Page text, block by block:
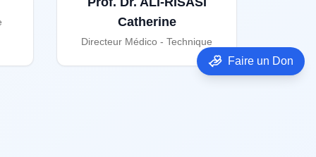
Catherine
Directeur Médico - Technique
Faire un Don